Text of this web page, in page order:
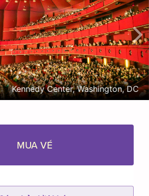
Kennedy Center, Washington, DC
MUA VÉ